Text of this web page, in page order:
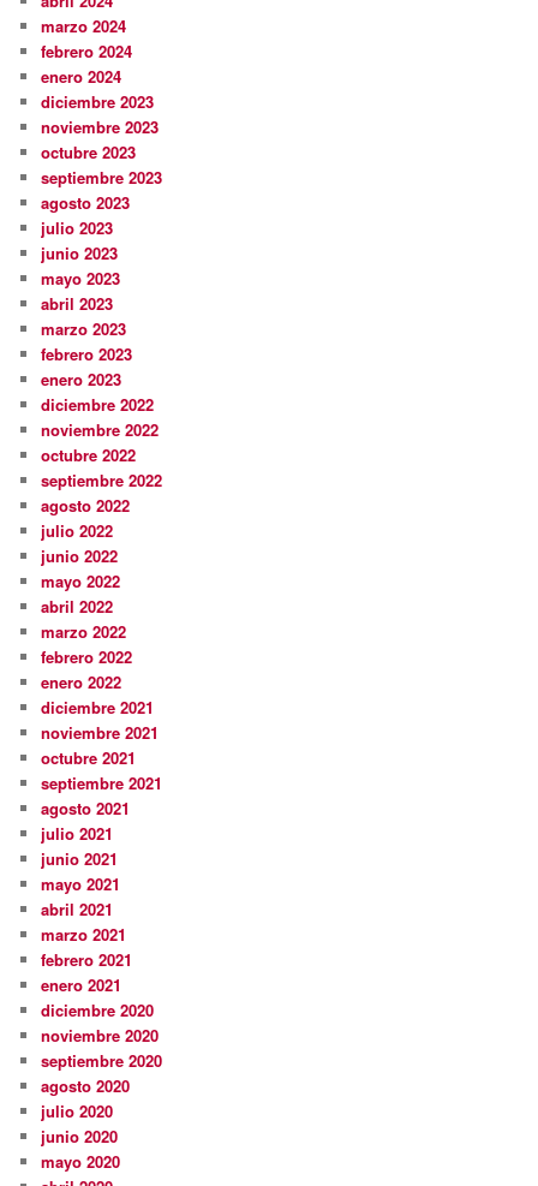
marzo 2024
febrero 2024
enero 2024
diciembre 2023
noviembre 2023
octubre 2023
septiembre 2023
agosto 2023
julio 2023
junio 2023
mayo 2023
abril 2023
marzo 2023
febrero 2023
enero 2023
diciembre 2022
noviembre 2022
octubre 2022
septiembre 2022
agosto 2022
julio 2022
junio 2022
mayo 2022
abril 2022
marzo 2022
febrero 2022
enero 2022
diciembre 2021
noviembre 2021
octubre 2021
septiembre 2021
agosto 2021
julio 2021
junio 2021
mayo 2021
abril 2021
marzo 2021
febrero 2021
enero 2021
diciembre 2020
noviembre 2020
septiembre 2020
agosto 2020
julio 2020
junio 2020
mayo 2020